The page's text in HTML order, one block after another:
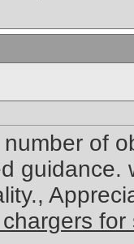
of
guidance.
for